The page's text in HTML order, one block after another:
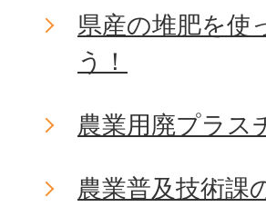
県産の堆肥を使
う！
農業用廃プラス
農業普及技術課